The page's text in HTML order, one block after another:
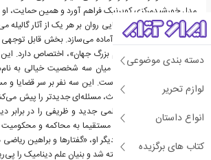
دسته بندی موضوعی
لوازم تحریر
انواع داستان
کتاب های برگزیده
مدل خورشیدمرکزی کوپرنیک فراهم آورد و همین حمایت، او
کشاند. هاوکینگ مقدمه‌هایی روان بر هر یک از آثار گالیله
ورود به دنیای پیچیده او آماده می‌سازد. بخش قابل توجهی
«گفت‌وگو در باب دو نظام بزرگ جهان»، اختصاص دارد. این
قالب گفتگویی چهار روزه میان سه شخصیت خیالی به
سیمپلیسیو نوشته شده است. این سه نفر بر سر قضایا
می‌کنند و از نتیجه هر بحث، مسئله‌ای جدیدتر را پیش
اجازه می داد تا حقایق علمی جدید و ظریفی را در برابر
دهد. همین کتاب بود که مستقیما به محاکمه و محکومیت
علاوه بر این، کتاب به اثر دیگر او، «گفتارها و براهین
در دوران حصر خانگی نوشته شد و بنیان علم دینامیک را